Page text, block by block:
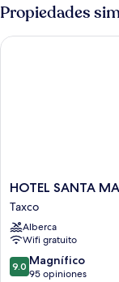
Propiedades
HOTEL
SANTA
MARIA
Taxco
HOTEL SANTA
Taxco
Alberca
Wifi gratuito
9.0
de
9.0 Magnífico
95 opiniones
HOTEL SANTA MARIA